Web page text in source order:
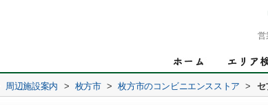
営
周辺施設案内 > 枚方市 > 枚方市のコンビニエンスストア > セ